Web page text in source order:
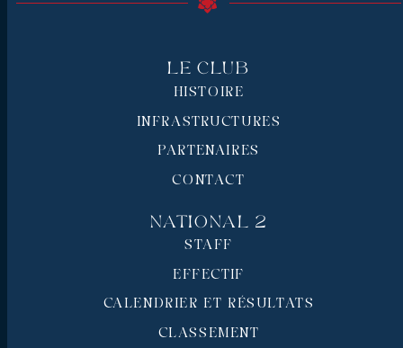
Le Club
HISTOIRE
INFRASTRUCTURES
PARTENAIRES
CONTACT
National 2
STAFF
EFFECTIF
CALENDRIER ET RÉSULTATS
CLASSEMENT